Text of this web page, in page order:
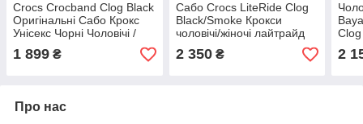
Crocs Crocband Clog Black
Оригінальні Сабо Крокс
Унісекс Чорні Чоловічі /
Жіночі
1 899 ₴
Сабо Crocs LiteRide Clog
Black/Smoke Крокси
чоловічі/жіночі лайтрайд
чорно-димчасті оригінал
2 350₴ 2
Про нас